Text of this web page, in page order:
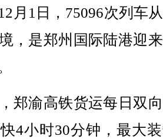
月1日，75096次列车
，是郑州国际陆港迎
渝高铁货运每日双
4小时30分钟，最大